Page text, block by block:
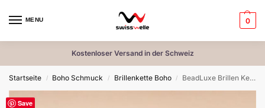
MENU 0
Kostenloser Versand in der Schweiz
Startseite / Boho Schmuck / Brillenkette Boho / BeadLuxe Brillen Kette – Stil trifft Funktion
Save